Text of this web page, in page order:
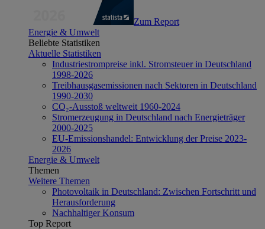
Zum Report
Energie & Umwelt
Beliebte Statistiken
Aktuelle Statistiken
Industriestrompreise inkl. Stromsteuer in Deutschland
1998-2026
Treibhausgasemissionen nach Sektoren in Deutschland
1990-2030
CO₂-Ausstoß weltweit 1960-2024
Stromerzeugung in Deutschland nach Energieträger
2000-2025
EU-Emissionshandel: Entwicklung der Preise 2023-
2026
Energie & Umwelt
Themen
Weitere Themen
Photovoltaik in Deutschland: Zwischen Fortschritt und
Herausforderung
Nachhaltiger Konsum
Top Report